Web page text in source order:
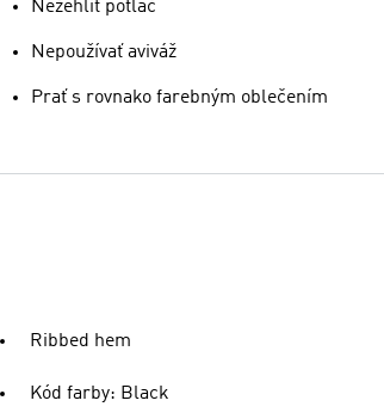
Nežehliť potlač
Nepoužívať aviváž
Prať s rovnako farebným oblečením
Ribbed hem
Kód farby: Black